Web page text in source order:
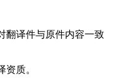
翻译件与原件内容一致
质。